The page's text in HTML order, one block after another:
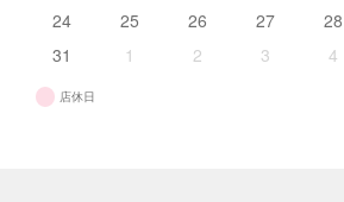
24
25 26 27 28
31
1 2 3 4
店休日